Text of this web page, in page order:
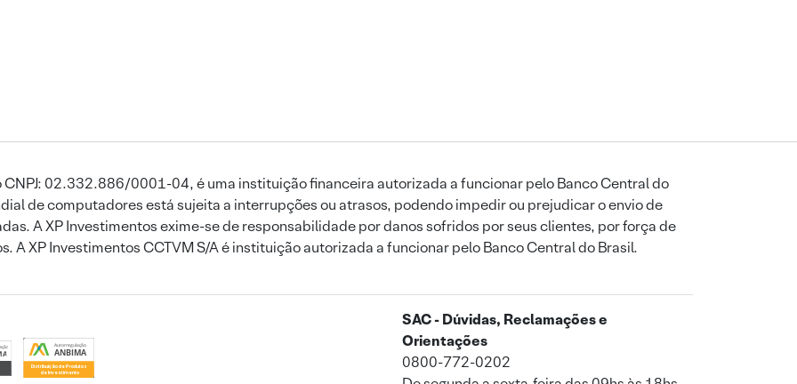
CNPJ: 02.332.886/0001-04, é uma instituição financeira autorizada a funcionar pelo Banco Central do
de computadores está sujeita a interrupções ou atrasos, podendo impedir ou prejudicar o envio de
A XP Investimentos exime-se de responsabilidade por danos sofridos por seus clientes, por força de
A XP Investimentos CCTVM S/A é instituição autorizada a funcionar pelo Banco Central do Brasil.
SAC - Dúvidas, Reclamações e
Orientações
0800-772-0202